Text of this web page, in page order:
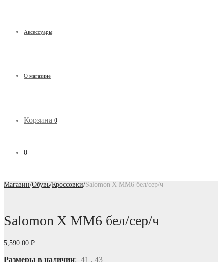
Аксессуары
О магазине
Корзина 0
0
Магазин/Обувь/Кроссовки/Salomon X MM6 бел/сер/ч
Salomon X MM6 бел/сер/ч
5,590.00 ₽
Размеры в наличии: 41 , 43